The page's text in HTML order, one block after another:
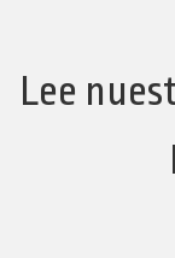
Lee